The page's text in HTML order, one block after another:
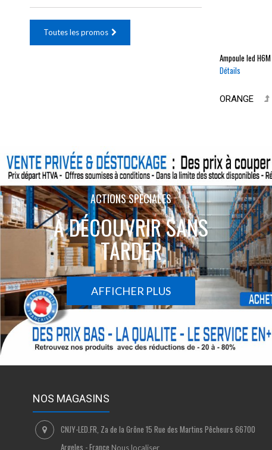
Toutes les promos
Ampoule ledH6M
Détails
ORANGE
ACTIONS SPÉCIALES
À DÉCOUVRIR SANS
TARDER
AFFICHER PLUS
NOS MAGASINS
CNJY-LED.FR, Za de la Grône 15 Rue des Martins Pêcheurs 66700
Argeles - France Nous localiser